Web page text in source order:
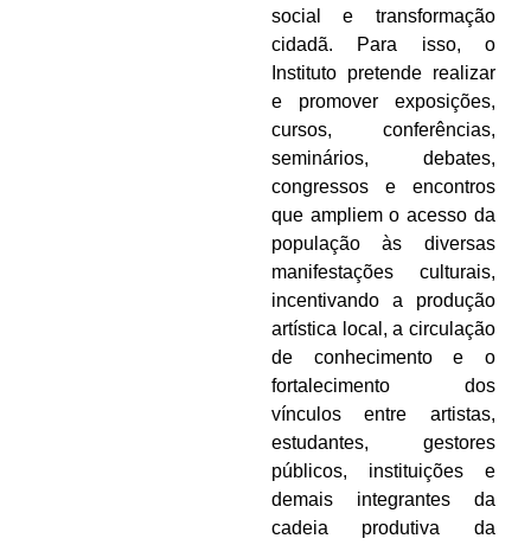
social e transformação
cidadã. Para isso, o
Instituto pretende realizar
e promover exposições,
cursos, conferências,
seminários, debates,
congressos e encontros
que ampliem o acesso da
população às diversas
manifestações culturais,
incentivando a produção
artística local, a circulação
de conhecimento e o
fortalecimento dos
vínculos entre artistas,
estudantes, gestores
públicos, instituições e
demais integrantes da
cadeia produtiva da